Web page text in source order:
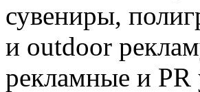
сувениры,
и outdoor
рекламные и PR